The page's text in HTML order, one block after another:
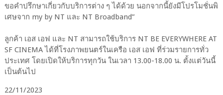
ขอคำปรึกษาเกี่ยวกับบริการต่าง ๆ ได้ด้วย นอกจากนี้ยังมีโปรโมชั่นพิ
เศษจาก my by NT และ NT Broadband”
ลูกค้า เอส เอฟ และ NT สามารถใช้บริการ NT BE EVERYWHERE AT
SF CINEMA ได้ที่โรงภาพยนตร์ในเครือ เอส เอฟ ที่ร่วมรายการทั่ว
ประเทศ โดยเปิดให้บริการทุกวัน ในเวลา 13.00-18.00 น. ตั้งแต่วันนี้
เป็นต้นไป
22/11/2023